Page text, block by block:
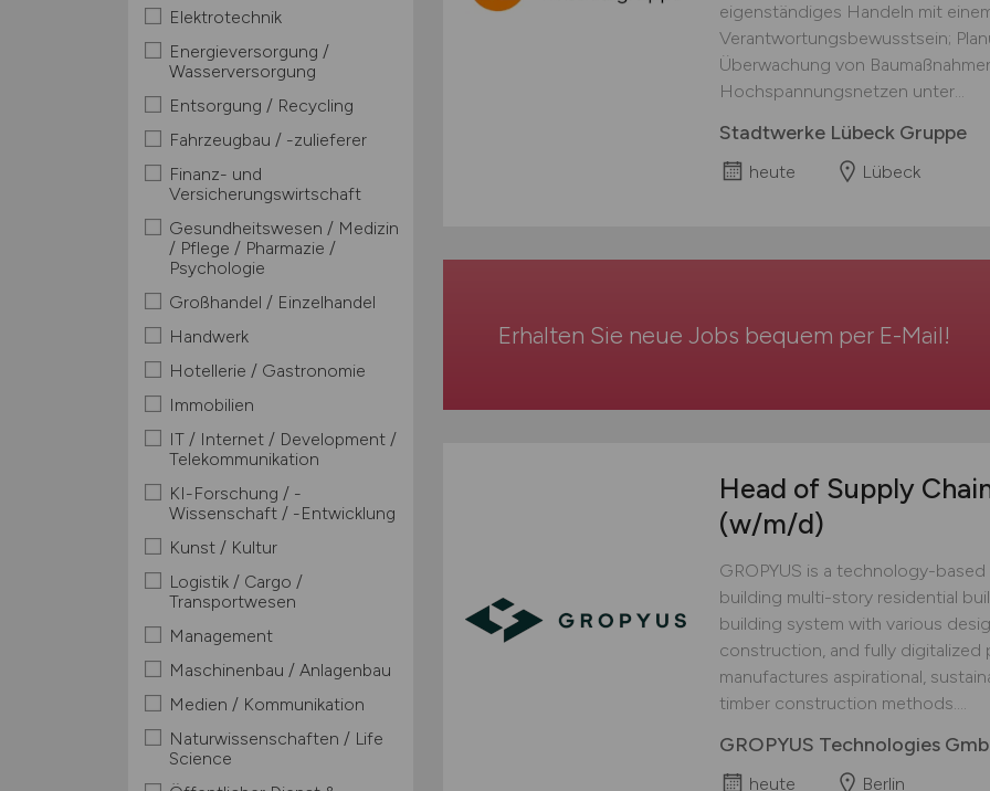
Elektrotechnik
Energieversorgung /
Wasserversorgung
Entsorgung / Recycling
Fahrzeugbau / -zulieferer
Finanz- und
Versicherungswirtschaft
Gesundheitswesen / Medizin
/ Pflege / Pharmazie /
Psychologie
Großhandel / Einzelhandel
Handwerk
Hotellerie / Gastronomie
Immobilien
IT / Internet / Development /
Telekommunikation
KI-Forschung / -
Wissenschaft / -Entwicklung
Kunst / Kultur
Logistik / Cargo /
Transportwesen
Management
Maschinenbau / Anlagenbau
Medien / Kommunikation
Naturwissenschaften / Life
Science
eigenständiges Handeln mit
Verantwortungsbewusstsein;
Überwachung von
Hochspannungsnetzen unter...
Stadtwerke Lübeck Gruppe
heute Lübeck
Erhalten Sie neue Jobs bequem per E-Mail!
Head of Supply
(w/m/d)
GROPYUS is a technology-
building multi-story residential
building system with various
construction, and fully digitalized
manufactures aspirational,
timber construction methods....
GROPYUS Technologies
heute Berlin